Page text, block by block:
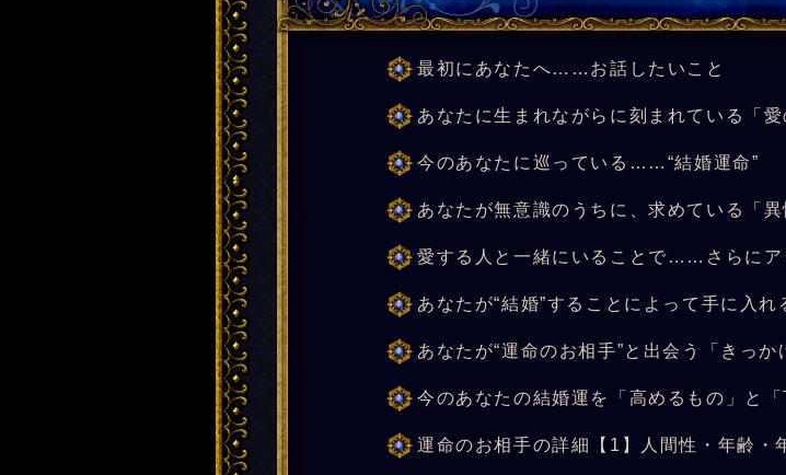
最初にあなたへ……お話したいこと
あなたに生まれながらに刻まれている「愛
今のあなたに巡っている……“結婚運命”
あなたが無意識のうちに、求めている「異
愛する人と一緒にいることで……さらにア
あなたが“結婚”することによって手に入
あなたが“運命のお相手”と出会う「きっか
今のあなたの結婚運を「高めるもの」と「
運命のお相手の詳細【1】人間性・年齢・